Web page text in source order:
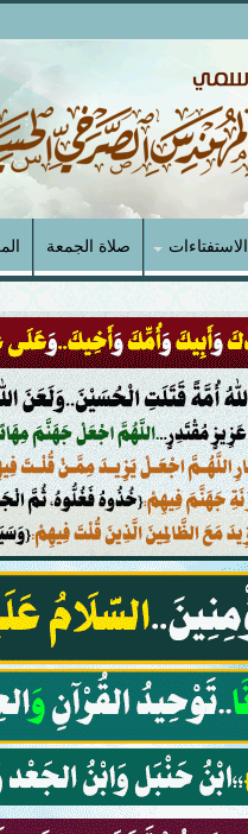
الاستفتاءات صلاة الجمعة